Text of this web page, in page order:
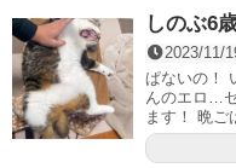
しのぶ6
2023/11/
ぱないの！
んのエロ…
ます！ 晩ご